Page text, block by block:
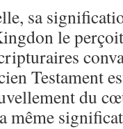
sa
le
Testament
du
même